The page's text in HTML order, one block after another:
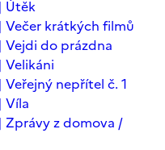
Útěk
Večer krátkých filmů
Vejdi do prázdna
Velikáni
nepřítel č. 1
Víla
Zprávy z domova /